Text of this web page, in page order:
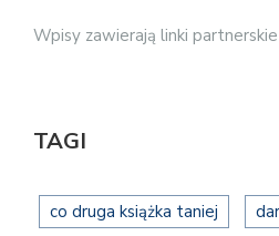
Wpisy zawierają linki partnerskie
TAGI
co druga książka taniej